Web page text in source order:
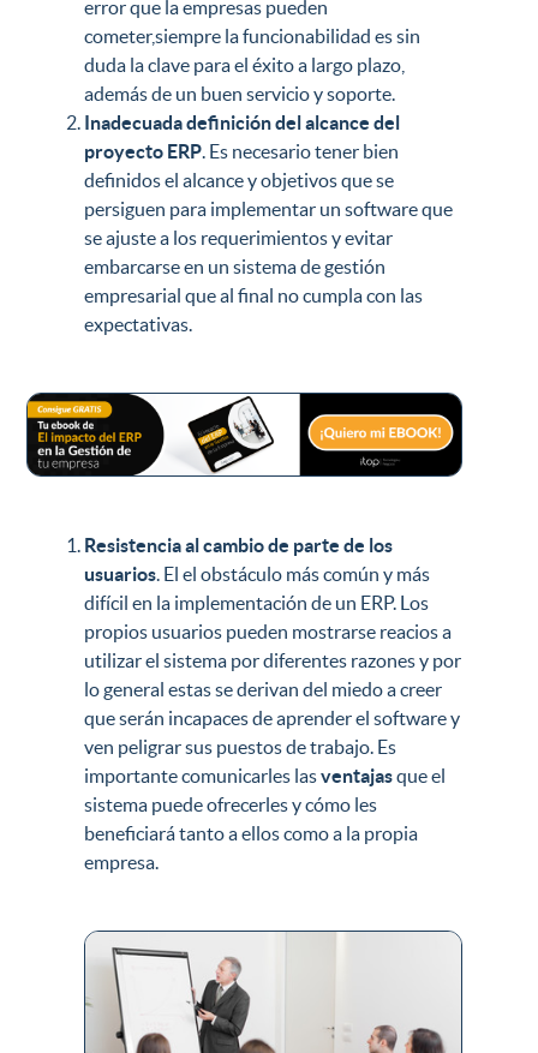
error que la empresas pueden
cometer,siempre la funcionabilidad es sin
duda la clave para el éxito a largo plazo,
además de un buen servicio y soporte.
Inadecuada definición del alcance del
proyecto ERP. Es necesario tener bien
definidos el alcance y objetivos que se
persiguen para implementar un software que
se ajuste a los requerimientos y evitar
embarcarse en un sistema de gestión
empresarial que al final no cumpla con las
expectativas.
Resistencia al cambio de parte de los
usuarios. El el obstáculo más común y más
difícil en la implementación de un ERP. Los
propios usuarios pueden mostrarse reacios a
utilizar el sistema por diferentes razones y por
lo general estas se derivan del miedo a creer
que serán incapaces de aprender el software y
ven peligrar sus puestos de trabajo. Es
importante comunicarles lasventajasque el
sistema puede ofrecerles y cómo les
beneficiará tanto a ellos como a la propia
empresa.